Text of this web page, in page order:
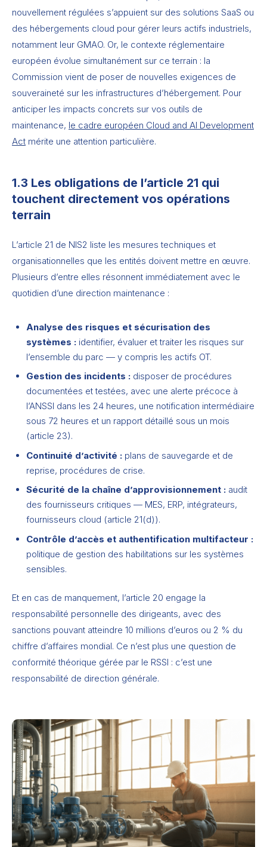
nouvellement régulées s’appuient sur des solutions SaaS ou
des hébergements cloud pour gérer leurs actifs industriels,
notamment leur GMAO. Or, le contexte réglementaire
européen évolue simultanément sur ce terrain : la
Commission vient de poser de nouvelles exigences de
souveraineté sur les infrastructures d’hébergement. Pour
anticiper les impacts concrets sur vos outils de
maintenance, le cadre européen Cloud and AI Development
Act mérite une attention particulière.
1.3 Les obligations de l’article 21 qui
touchent directement vos opérations
terrain
L’article 21 de NIS2 liste les mesures techniques et
organisationnelles que les entités doivent mettre en œuvre.
Plusieurs d’entre elles résonnent immédiatement avec le
quotidien d’une direction maintenance :
Analyse des risques et sécurisation des
systèmes : identifier, évaluer et traiter les risques sur
l’ensemble du parc — y compris les actifs OT.
Gestion des incidents : disposer de procédures
documentées et testées, avec une alerte précoce à
l’ANSSI dans les 24 heures, une notification intermédiaire
sous 72 heures et un rapport détaillé sous un mois
(article 23).
Continuité d’activité : plans de sauvegarde et de
reprise, procédures de crise.
Sécurité de la chaîne d’approvisionnement : audit
des fournisseurs critiques — MES, ERP, intégrateurs,
fournisseurs cloud (article 21(d)).
Contrôle d’accès et authentification multifacteur :
politique de gestion des habilitations sur les systèmes
sensibles.
Et en cas de manquement, l’article 20 engage la
responsabilité personnelle des dirigeants, avec des
sanctions pouvant atteindre 10 millions d’euros ou 2 % du
chiffre d’affaires mondial. Ce n’est plus une question de
conformité théorique gérée par le RSSI : c’est une
responsabilité de direction générale.